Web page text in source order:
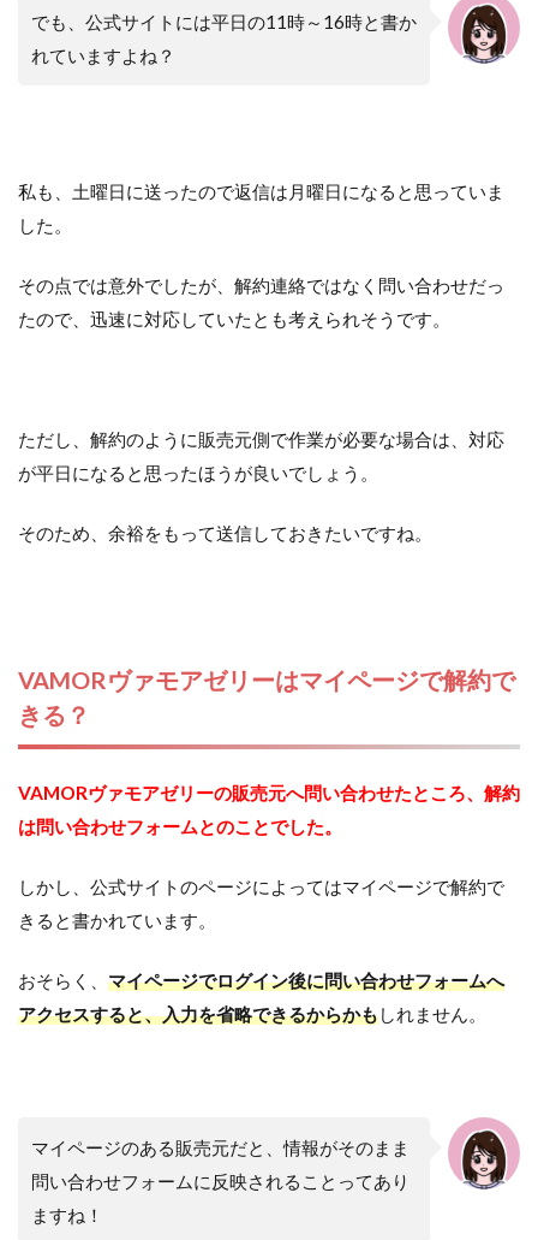
でも、公式サイトには平日の11時～16時と書か
れていますよね？
私も、土曜日に送ったので返信は月曜日になると思っていま
した。
その点では意外でしたが、解約連絡ではなく問い合わせだっ
たので、迅速に対応していたとも考えられそうです。
ただし、解約のように販売元側で作業が必要な場合は、対応
が平日になると思ったほうが良いでしょう。
そのため、余裕をもって送信しておきたいですね。
VAMORヴァモアゼリーはマイページで解約で
きる？
VAMORヴァモアゼリーの販売元へ問い合わせたところ、解約
は問い合わせフォームとのことでした。
しかし、公式サイトのページによってはマイページで解約で
きると書かれています。
おそらく、 マイページでログイン後に問い合わせフォームへ
アクセスすると、入力を省略できるからかもしれません。
マイページのある販売元だと、情報がそのまま
問い合わせフォームに反映されることってあり
ますね！